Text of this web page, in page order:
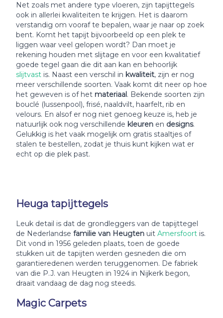
Net zoals met andere type vloeren, zijn tapijttegels
ook in allerlei kwaliteiten te krijgen. Het is daarom
verstandig om vooraf te bepalen, waar je naar op zoek
bent. Komt het tapijt bijvoorbeeld op een plek te
liggen waar veel gelopen wordt? Dan moet je
rekening houden met slijtage en voor een kwalitatief
goede tegel gaan die dit aan kan en behoorlijk
slijtvast is. Naast een verschil in kwaliteit, zijn er nog
meer verschillende soorten. Vaak komt dit neer op hoe
het geweven is of het materiaal. Bekende soorten zijn
bouclé (lussenpool), frisé, naaldvilt, haarfelt, rib en
velours. En alsof er nog niet genoeg keuze is, heb je
natuurlijk ook nog verschillende kleuren en designs.
Gelukkig is het vaak mogelijk om gratis staaltjes of
stalen te bestellen, zodat je thuis kunt kijken wat er
echt op die plek past.
Heuga tapijttegels
Leuk detail is dat de grondleggers van de tapijttegel
de Nederlandse familie van Heugten uit Amersfoort is.
Dit vond in 1956 geleden plaats, toen de goede
stukken uit de tapijten werden gesneden die om
garantieredenen werden teruggenomen. De fabriek
van die P.J. van Heugten in 1924 in Nijkerk begon,
draait vandaag de dag nog steeds.
Magic Carpets